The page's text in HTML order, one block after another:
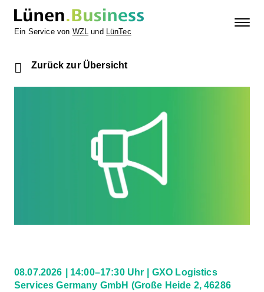
Ein Service von WZL und LünTec
Zurück zur Übersicht
08.07.2026 14:00–17:30 Uhr
GXO Logistics
Services Germany GmbH (Große Heide 2, 46286